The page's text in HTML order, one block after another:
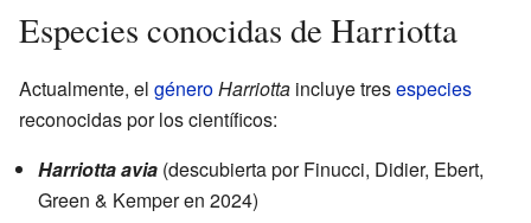
Especies conocidas de Harriotta
Actualmente, el géneroHarriotta incluye tresespecies
reconocidas por los científicos:
Harriotta avia (descubierta por Finucci, Didier, Ebert,
Green & Kemper en 2024)